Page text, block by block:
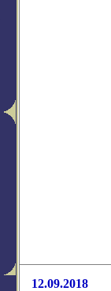
12.09.2018